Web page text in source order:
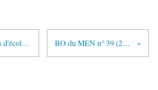
"Peillon rencontrera début 2013 les directeurs d'école" (AFP via VousNousIls.fr) BO du MEN n° 39 (25 octobre 2012)